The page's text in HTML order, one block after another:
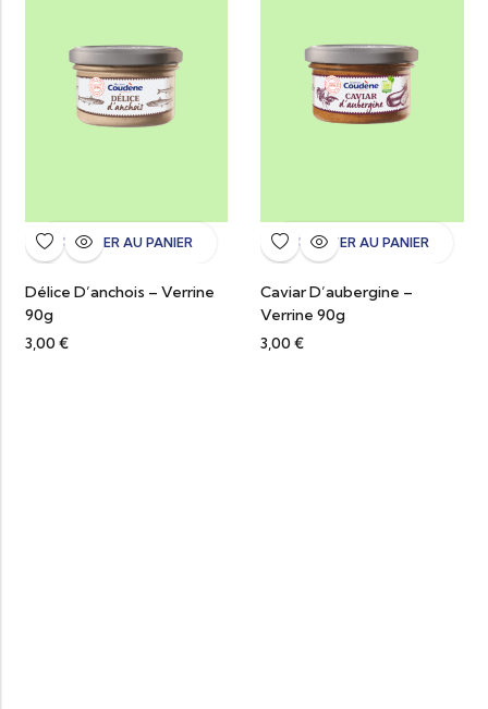
AJOUTER AU PANIER
Délice D’anchois – Verrine
90g
3,00 €
AJOUTER AU PANIER
Caviar D’aubergine –
Verrine 90g
3,00 €